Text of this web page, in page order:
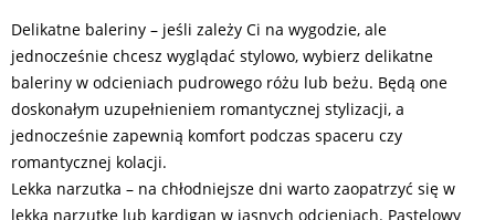
Delikatne baleriny – jeśli zależy Ci na wygodzie, ale
jednocześnie chcesz wyglądać stylowo, wybierz delikatne
baleriny w odcieniach pudrowego różu lub beżu. Będą one
doskonałym uzupełnieniem romantycznej stylizacji, a
jednocześnie zapewnią komfort podczas spaceru czy
romantycznej kolacji.
Lekka narzutka – na chłodniejsze dni warto zaopatrzyć się w
lekką narzutkę lub kardigan w jasnych odcieniach. Pastelowy